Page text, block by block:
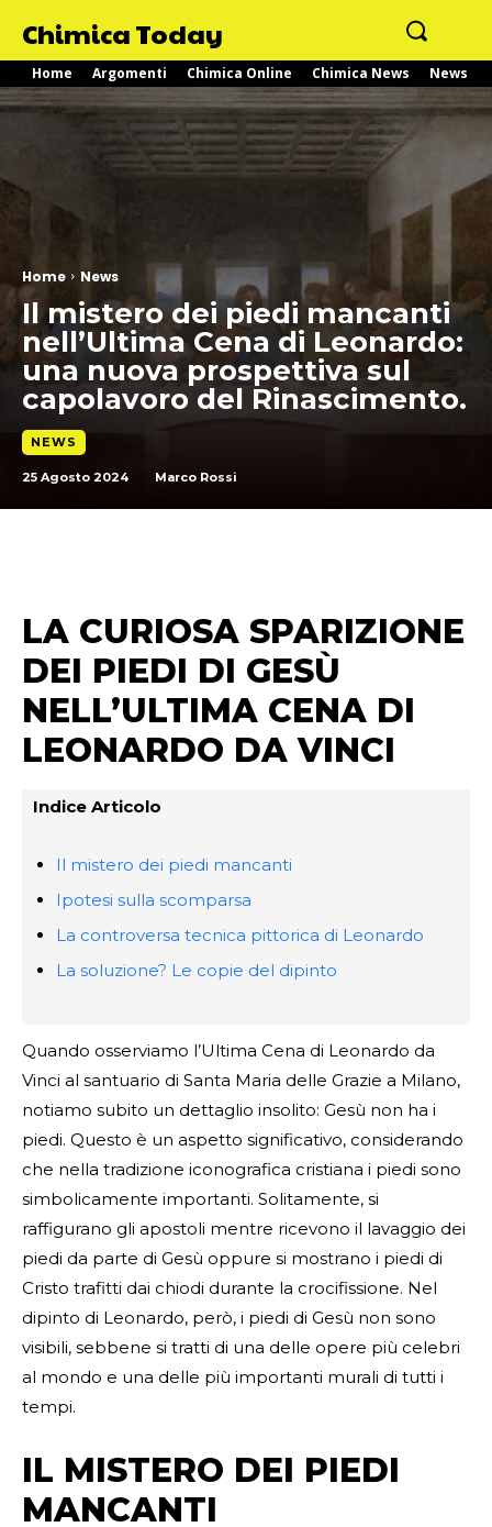
Chimica Today
Home Argomenti Chimica Online Chimica News News
Home News
Il mistero dei piedi mancanti
nell’Ultima Cena di Leonardo:
una nuova prospettiva sul
capolavoro del Rinascimento.
NEWS
25 Agosto 2024 Marco Rossi
LA CURIOSA SPARIZIONE
DEI PIEDI DI GESÙ
NELL’ULTIMA CENA DI
LEONARDO DA VINCI
Indice Articolo
Il mistero dei piedi mancanti
Ipotesi sulla scomparsa
La controversa tecnica pittorica di Leonardo
La soluzione? Le copie del dipinto
Quando osserviamo l’Ultima Cena di Leonardo da
Vinci al santuario di Santa Maria delle Grazie a Milano,
notiamo subito un dettaglio insolito: Gesù non ha i
piedi. Questo è un aspetto significativo, considerando
che nella tradizione iconografica cristiana i piedi sono
simbolicamente importanti. Solitamente, si
raffigurano gli apostoli mentre ricevono il lavaggio dei
piedi da parte di Gesù oppure si mostrano i piedi di
Cristo trafitti dai chiodi durante la crocifissione. Nel
dipinto di Leonardo, però, i piedi di Gesù non sono
visibili, sebbene si tratti di una delle opere più celebri
al mondo e una delle più importanti murali di tutti i
tempi.
IL MISTERO DEI PIEDI
MANCANTI